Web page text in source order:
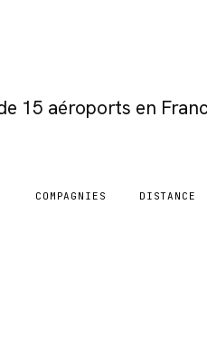
15 aéroports en
COMPAGNIES DISTANCE